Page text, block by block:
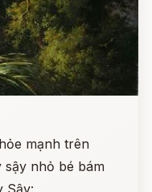
mạnh trên
nhỏ bé bám
Sậy: